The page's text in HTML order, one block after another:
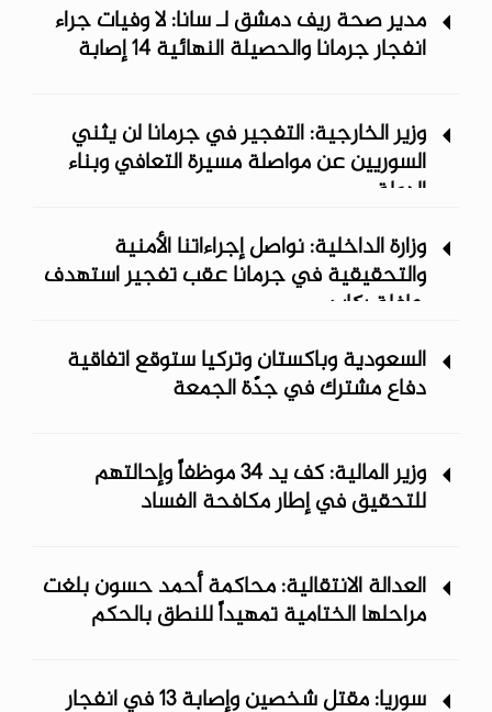
مدير صحة ريف دمشق لـ سانا: لا وفيات جراء
انفجار جرمانا والحصيلة النهائية 14 إصابة
وزير الخارجية: التفجير في جرمانا لن يثني
السوريين عن مواصلة مسيرة التعافي وبناء
الدولة
وزارة الداخلية: نواصل إجراءاتنا الأمنية
والتحقيقية في جرمانا عقب تفجير استهدف
حافلة ركاب
السعودية وباكستان وتركيا ستوقع اتفاقية
دفاع مشترك في جدّة الجمعة
وزير المالية: كف يد 34 موظفاً وإحالتهم
للتحقيق في إطار مكافحة الفساد
العدالة الانتقالية: محاكمة أحمد حسون بلغت
مراحلها الختامية تمهيداً للنطق بالحكم
سوريا: مقتل شخصين وإصابة 13 في انفجار